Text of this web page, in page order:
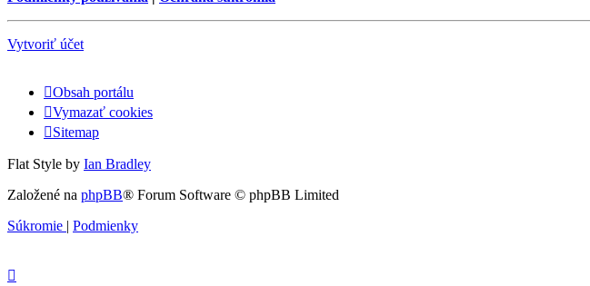
Vytvoriť účet
Obsah portálu
Vymazať cookies
Sitemap
Flat Style by Ian Bradley
Založené na phpBB® Forum Software © phpBB Limited
Súkromie | Podmienky